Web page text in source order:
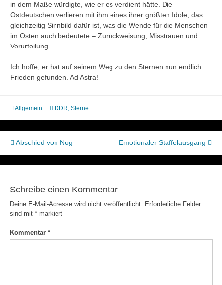
in dem Maße würdigte, wie er es verdient hätte. Die
Ostdeutschen verlieren mit ihm eines ihrer größten Idole, das
gleichzeitig Sinnbild dafür ist, was die Wende für die Menschen
im Osten auch bedeutete – Zurückweisung, Misstrauen und
Verurteilung.
Ich hoffe, er hat auf seinem Weg zu den Sternen nun endlich
Frieden gefunden. Ad Astra!
Allgemein DDR, Sterne
Beitragsnavigation
Abschied von Nog Emotionaler Staffelausgang
Schreibe einen Kommentar
Deine E-Mail-Adresse wird nicht veröffentlicht.
Erforderliche Felder
sind mit *markiert
Kommentar *